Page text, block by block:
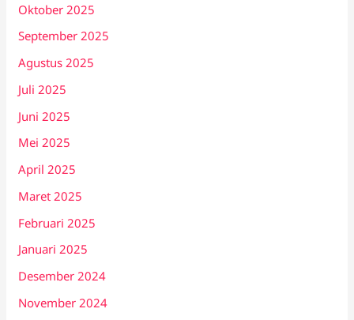
Oktober 2025
September 2025
Agustus 2025
Juli 2025
Juni 2025
Mei 2025
April 2025
Maret 2025
Februari 2025
Januari 2025
Desember 2024
November 2024